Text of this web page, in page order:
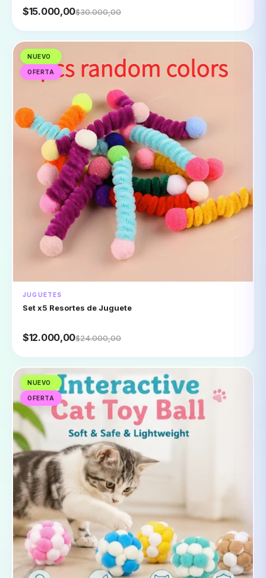
$15.000,00$30.000,00
NUEVO
OFERTA
JUGUETES
Set x5 Resortes de Juguete
$12.000,00$24.000,00
NUEVO
OFERTA